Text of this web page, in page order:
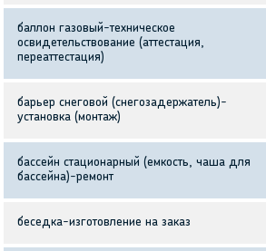
баллон газовый-техническое
освидетельствование (аттестация,
переаттестация)
барьер снеговой (снегозадержатель)-
установка (монтаж)
бассейн стационарный (емкость, чаша для
бассейна)-ремонт
беседка-изготовление на заказ